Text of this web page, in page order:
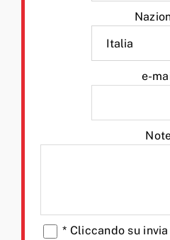
e-
* Cliccando su